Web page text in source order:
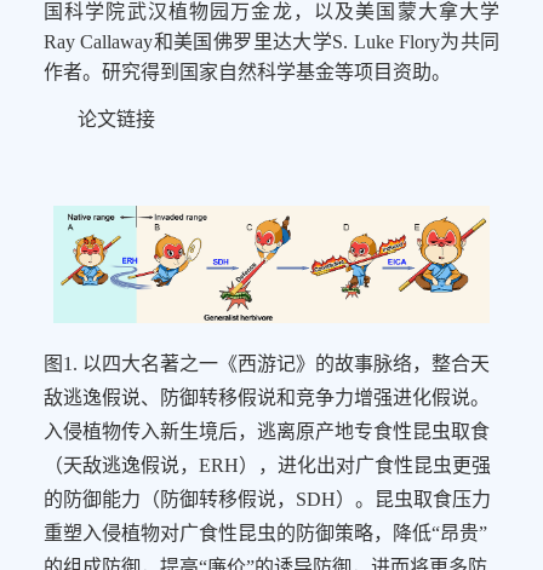
国科学院武汉植物园万金龙，以及美国蒙大拿大学
Ray Callaway和美国佛罗里达大学S. Luke Flory为共同
作者。研究得到国家自然科学基金等项目 资助。
论文链接
图 1 . 以四大名著之一《西游记》的故事脉络，整合天
敌逃逸假说、防御转移假说和竞争力增强进化假说。
入侵植物传入新生境后，逃离原产地专食性昆虫取食
（天敌逃逸假说， ERH），进化出对广食性昆虫更强
的防御能力（防御转移假说， SDH）。昆虫取食压力
重塑入侵植物对广食性昆虫的防御策略，降低“昂贵”